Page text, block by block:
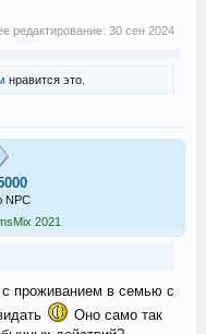
редактирование:30 сен 2024
нравится это.
NPC
2021
проживанием в семью с
Оно само так